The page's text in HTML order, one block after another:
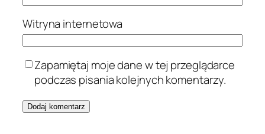
Witryna internetowa
Zapamiętaj moje dane w tej przeglądarce
podczas pisania kolejnych komentarzy.